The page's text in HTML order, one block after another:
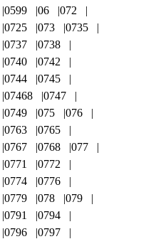
0599 06
072
0725 073
0735
0737
0738
0740
0742
0744
0745
07468
0747
0749 075
076
0763
0765
0767 0768
077
0771
0772
0774
0776
0779 078
079
0791
0794
0796
0797